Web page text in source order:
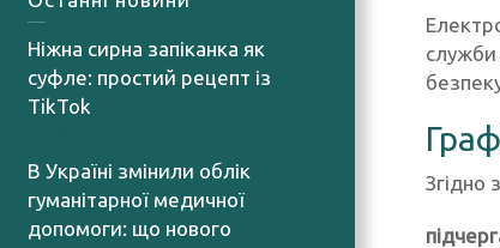
Ніжна сирна запіканка як
суфле: простий рецепт із
TikTok
В Україні змінили облік
гуманітарної медичної
допомоги: що нового
служби
Згідно